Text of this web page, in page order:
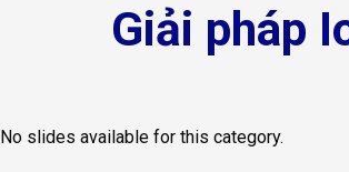
Giải pháp
No slides available for this category.